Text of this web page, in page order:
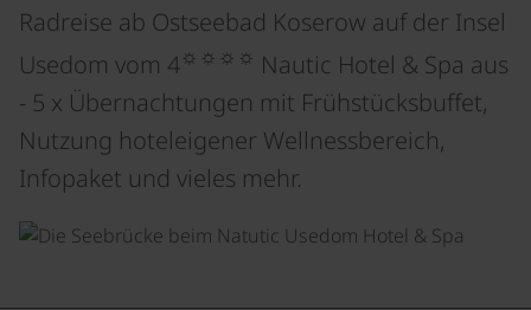
Radreise ab Ostseebad Koserow auf der Insel
Usedom vom 4 ☼☼☼☼ Nautic Hotel & Spa aus
- 5 x Übernachtungen mit Frühstücksbuffet,
Nutzung hoteleigener Wellnessbereich,
Infopaket und vieles mehr.